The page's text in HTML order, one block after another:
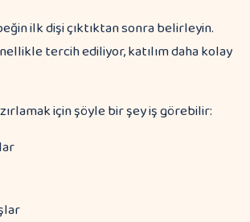
ilk dişi çıktıktan sonra belirleyin.
tercih ediliyor, katılım daha kolay
için şöyle bir şey iş görebilir: